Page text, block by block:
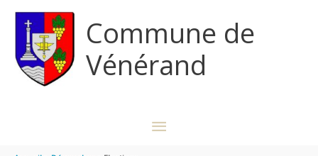
Commune de
Vénérand
MENU